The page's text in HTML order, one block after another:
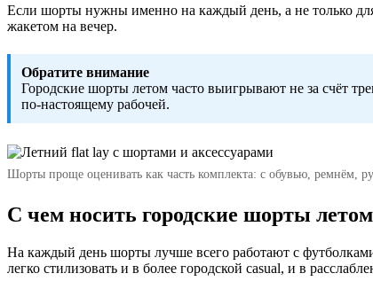
Если шорты нужны именно на каждый день, а не только
жакетом на вечер.
Обратите внимание
Городские шорты летом часто выигрывают не за счёт
по-настоящему рабочей.
Шорты проще оценивать как часть комплекта: с обувью, ремнём,
С чем носить городские шорты летом
На каждый день шорты лучше всего работают с
легко стилизовать и в более городской casual, и в